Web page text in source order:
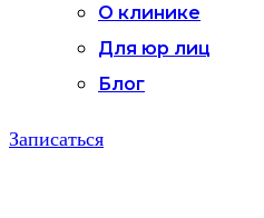
О клинике
Для юр лиц
Блог
Записаться